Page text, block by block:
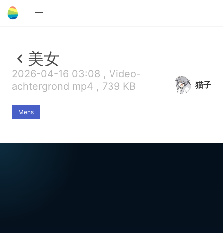
美女
2026-04-16 03:08 , Video-
achtergrond mp4 , 739 KB
Mens
猫子